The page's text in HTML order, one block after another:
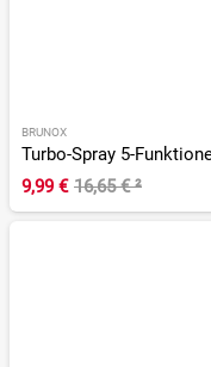
BRUNOX
Turbo-Spray 5-
9,99 € 16,65 €²